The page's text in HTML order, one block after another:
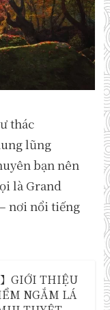
thác
lũng
bạn nên
là Grand
nơi nổi tiếng
GIỚI THIỆU
NGẮM LÁ